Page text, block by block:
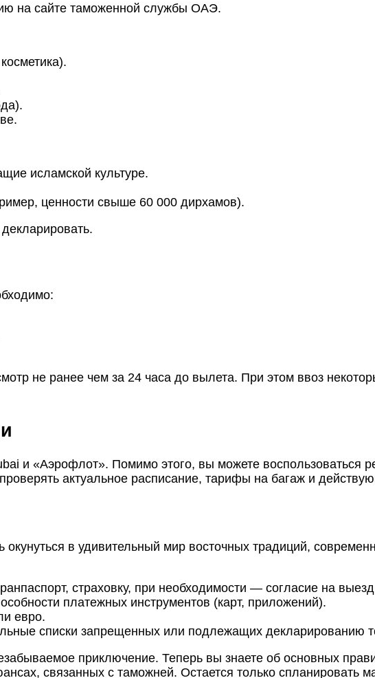
на сайте таможенной службы ОАЭ.
исламской культуре.
ценности свыше 60 000 дирхамов).
не ранее чем за 24 часа до вылета. При этом ввоз
и «Аэрофлот». Помимо этого, вы можете воспользоваться
актуальное расписание, тарифы на багаж и
в удивительный мир восточных традиций,
страховку, при необходимости — согласие на
платежных инструментов (карт, приложений).
евро.
списки запрещенных или подлежащих декларированию
приключение. Теперь вы знаете об основных
связанных с таможней. Остается только спланировать